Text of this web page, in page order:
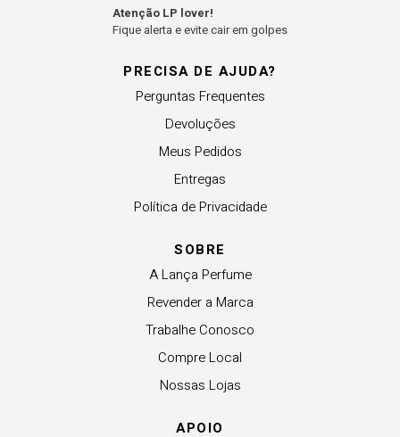
PRECISA DE AJUDA?
Perguntas Frequentes
Devoluções
Meus Pedidos
Entregas
Política de Privacidade
SOBRE
A Lança Perfume
Revender a Marca
Trabalhe Conosco
Compre Local
Nossas Lojas
APOIO
Atenção LP lover!
Fique alerta e evite cair em golpes